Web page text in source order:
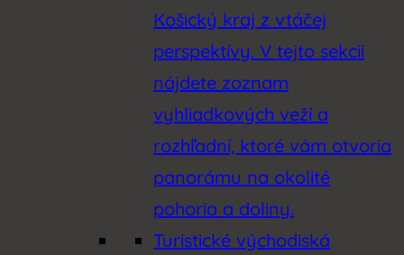
Košický kraj z vtáčej
perspektívy. V tejto sekcii
nájdete zoznam
vyhliadkových veží a
rozhľadní, ktoré vám otvoria
panorámu na okolité
pohoria a doliny.
Turistické východiská